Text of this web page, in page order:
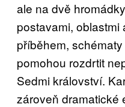
ale na dvě
postavami,
příběhem,
pomohou rozdrtit
Sedmi království.
zároveň dramatické